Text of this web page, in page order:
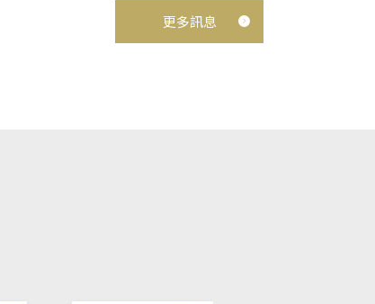
更多訊息